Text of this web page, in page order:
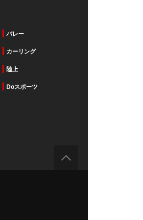
バレー
カーリング
陸上
Doスポーツ